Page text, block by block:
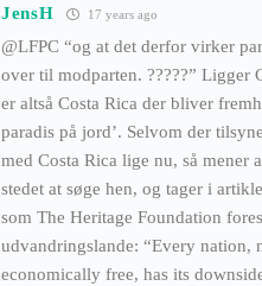
JensH 17 years ago
@LFPC “og at det derfor virker
over til modparten. ?????” Ligger
er altså Costa Rica der bliver
paradis på jord’. Selvom der
med Costa Rica lige nu, så mener
stedet at søge hen, og tager i
som The Heritage Foundation
udvandringslande: “Every nation,
economically free, has its